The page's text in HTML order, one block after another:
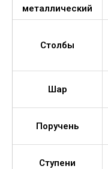
металлический
Столбы
Шар
Поручень
Ступени